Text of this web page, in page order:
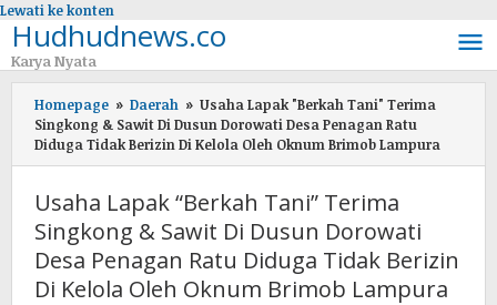
Lewati ke konten
Hudhudnews.co
Karya Nyata
Homepage » Daerah » Usaha Lapak "Berkah Tani" Terima
Singkong & Sawit Di Dusun Dorowati Desa Penagan Ratu
Diduga Tidak Berizin Di Kelola Oleh Oknum Brimob Lampura
Usaha Lapak “Berkah Tani” Terima
Singkong & Sawit Di Dusun Dorowati
Desa Penagan Ratu Diduga Tidak Berizin
Di Kelola Oleh Oknum Brimob Lampura